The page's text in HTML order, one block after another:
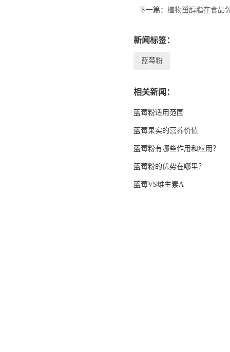
下一篇： 植物甾醇脂在食品
新闻标签：
蓝莓粉
相关新闻：
蓝莓粉适用范围
蓝莓果实的营养价值
蓝莓粉有哪些作用和应用？
蓝莓粉的优势在哪里？
蓝莓VS维生素A